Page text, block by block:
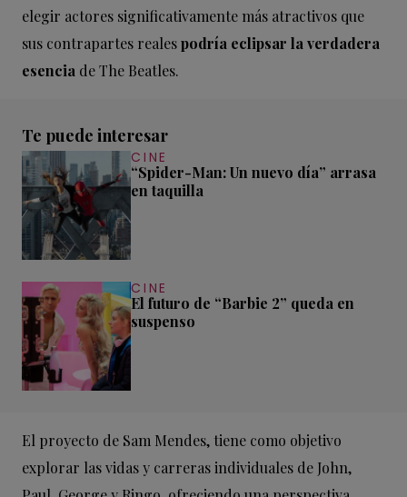
elegir actores significativamente más atractivos que
sus contrapartes realespodría eclipsar la verdadera
esencia de The Beatles.
Te puede interesar
CINE
“Spider-Man: Un nuevo día” arrasa
en taquilla
CINE
El futuro de “Barbie 2” queda en
suspenso
El proyecto de Sam Mendes, tiene como objetivo
explorar las vidas y carreras individuales de John,